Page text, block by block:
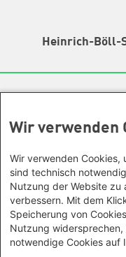
Geschäftsstelle
noch Fragen zu
haben eine
Team unserer
Ansonsten
Social Media
Unsere
TikTok
Threads
Mastodon
Heinrich-Böll-
Baden-
Berlin
Brandenburg
Bremen
Hamburg
Hessen
Asien
Büro Neu-Delhi -
Büro Phnom
Büro Südostasien
Büro Seoul -
Dialog
Afrika
Wir verwenden
Wir verwenden Cookies,
sind technisch
Nutzung der Website zu
verbessern. Mit dem
Speicherung von
Nutzung
notwendige Cookies auf